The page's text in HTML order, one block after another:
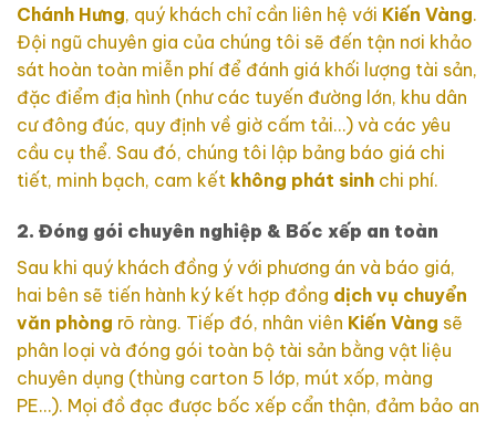
Chánh Hưng, quý khách chỉ cần liên hệ với Kiến Vàng.
Đội ngũ chuyên gia của chúng tôi sẽ đến tận nơi khảo
sát hoàn toàn miễn phí để đánh giá khối lượng tài sản,
đặc điểm địa hình (như các tuyến đường lớn, khu dân
cư đông đúc, quy định về giờ cấm tải…) và các yêu
cầu cụ thể. Sau đó, chúng tôi lập bảng báo giá chi
tiết, minh bạch, cam kết không phát sinh chi phí.
2. Đóng gói chuyên nghiệp & Bốc xếp an toàn
Sau khi quý khách đồng ý với phương án và báo giá,
hai bên sẽ tiến hành ký kết hợp đồng dịch vụ chuyển
văn phòng rõ ràng. Tiếp đó, nhân viên Kiến Vàng sẽ
phân loại và đóng gói toàn bộ tài sản bằng vật liệu
chuyên dụng (thùng carton 5 lớp, mút xốp, màng
PE…). Mọi đồ đạc được bốc xếp cẩn thận, đảm bảo an